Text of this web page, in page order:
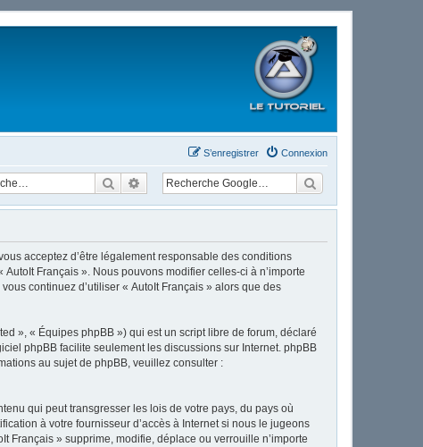
Connexion
S’enregistrer
RechercherRecherche avancée
acceptez d’être légalement responsable des conditions
Français ». Nous pouvons modifier celles-ci à n’importe
continuez d’utiliser « AutoIt Français » alors que des
», « Équipes phpBB ») qui est un script libre de forum, déclaré
phpBB facilite seulement les discussions sur Internet. phpBB
au sujet de phpBB, veuillez consulter :
qui peut transgresser les lois de votre pays, du pays où
à votre fournisseur d’accès à Internet si nous le jugeons
Français » supprime, modifie, déplace ou verrouille n’importe